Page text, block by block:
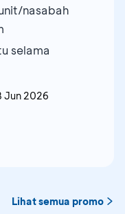
nasabah
selama
Jun 2026
Lihat semua promo